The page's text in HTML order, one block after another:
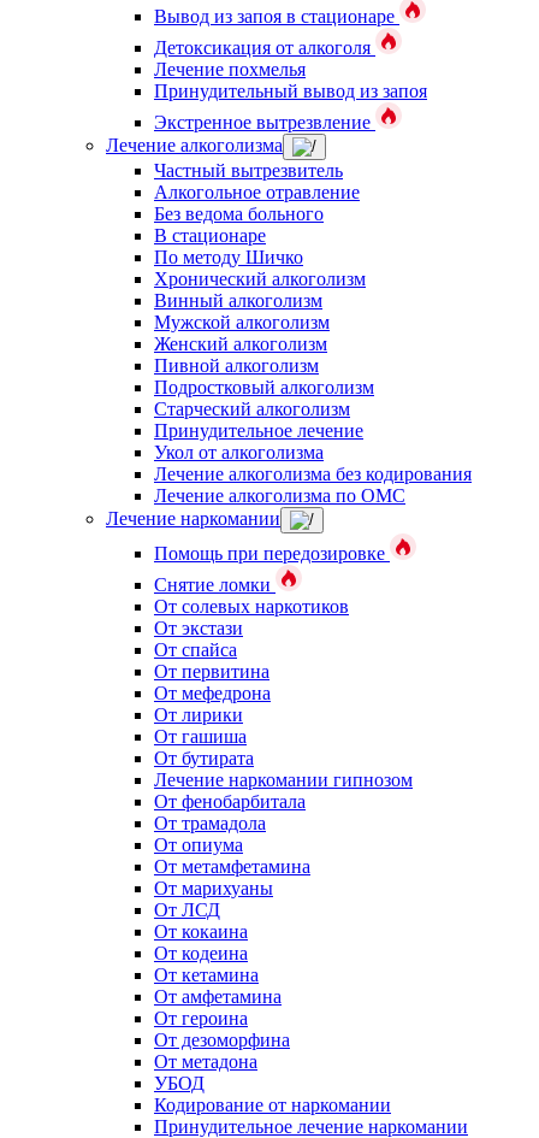
Вывод из запоя в стационаре
Детоксикация от алкоголя
Лечение похмелья
Принудительный вывод из запоя
Экстренное вытрезвление
Лечение алкоголизма
Частный вытрезвитель
Алкогольное отравление
Без ведома больного
В стационаре
По методу Шичко
Хронический алкоголизм
Винный алкоголизм
Мужской алкоголизм
Женский алкоголизм
Пивной алкоголизм
Подростковый алкоголизм
Старческий алкоголизм
Принудительное лечение
Укол от алкоголизма
Лечение алкоголизма без кодирования
Лечение алкоголизма по ОМС
Лечение наркомании
Помощь при передозировке
Снятие ломки
От солевых наркотиков
От экстази
От спайса
От первитина
От мефедрона
От лирики
От гашиша
От бутирата
Лечение наркомании гипнозом
От фенобарбитала
От трамадола
От опиума
От метамфетамина
От марихуаны
От ЛСД
От кокаина
От кодеина
От кетамина
От амфетамина
От героина
От дезоморфина
От метадона
УБОД
Кодирование от наркомании
Принудительное лечение наркомании